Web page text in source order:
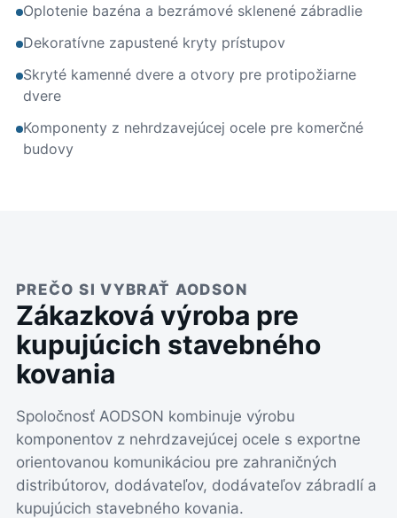
Oplotenie bazéna a bezrámové sklenené zábradlie
Dekoratívne zapustené kryty prístupov
Skryté kamenné dvere a otvory pre protipožiarne
dvere
Komponenty z nehrdzavejúcej ocele pre komerčné
budovy
PREČO SI VYBRAŤ AODSON
Zákazková výroba pre
kupujúcich stavebného
kovania
Spoločnosť AODSON kombinuje výrobu
komponentov z nehrdzavejúcej ocele s exportne
orientovanou komunikáciou pre zahraničných
distribútorov, dodávateľov, dodávateľov zábradlí a
kupujúcich stavebného kovania.